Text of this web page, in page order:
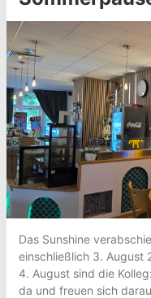
Das Sunshine
einschließlich 3. August
4. August sind die
da und freuen sich